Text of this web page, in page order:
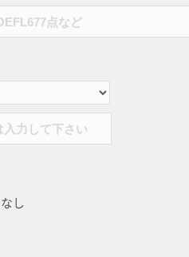
なし